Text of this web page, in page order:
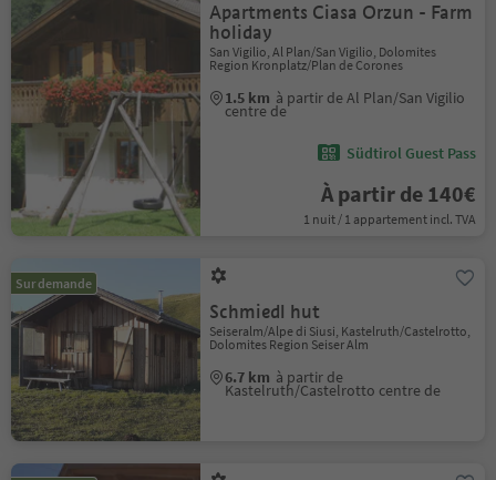
Apartments Ciasa Orzun - Farm
holiday
San Vigilio, Al Plan/San Vigilio, Dolomites
Region Kronplatz/Plan de Corones
1.5 km à partir de Al Plan/San Vigilio
centre de
Südtirol Guest Pass
À partir de 140€
1 nuit / 1 appartement incl. TVA
Sur demande
Schmiedl hut
Seiseralm/Alpe di Siusi, Kastelruth/Castelrotto,
Dolomites Region Seiser Alm
6.7 km à partir de
Kastelruth/Castelrotto centre de